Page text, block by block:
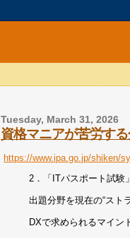
Tuesday, March 31, 2026
資格マニアが苦労す
https://www.ipa.go.jp/shiken/
2．「ITパスポート試験
出題分野を現在の“スト
DXで求められるマイン